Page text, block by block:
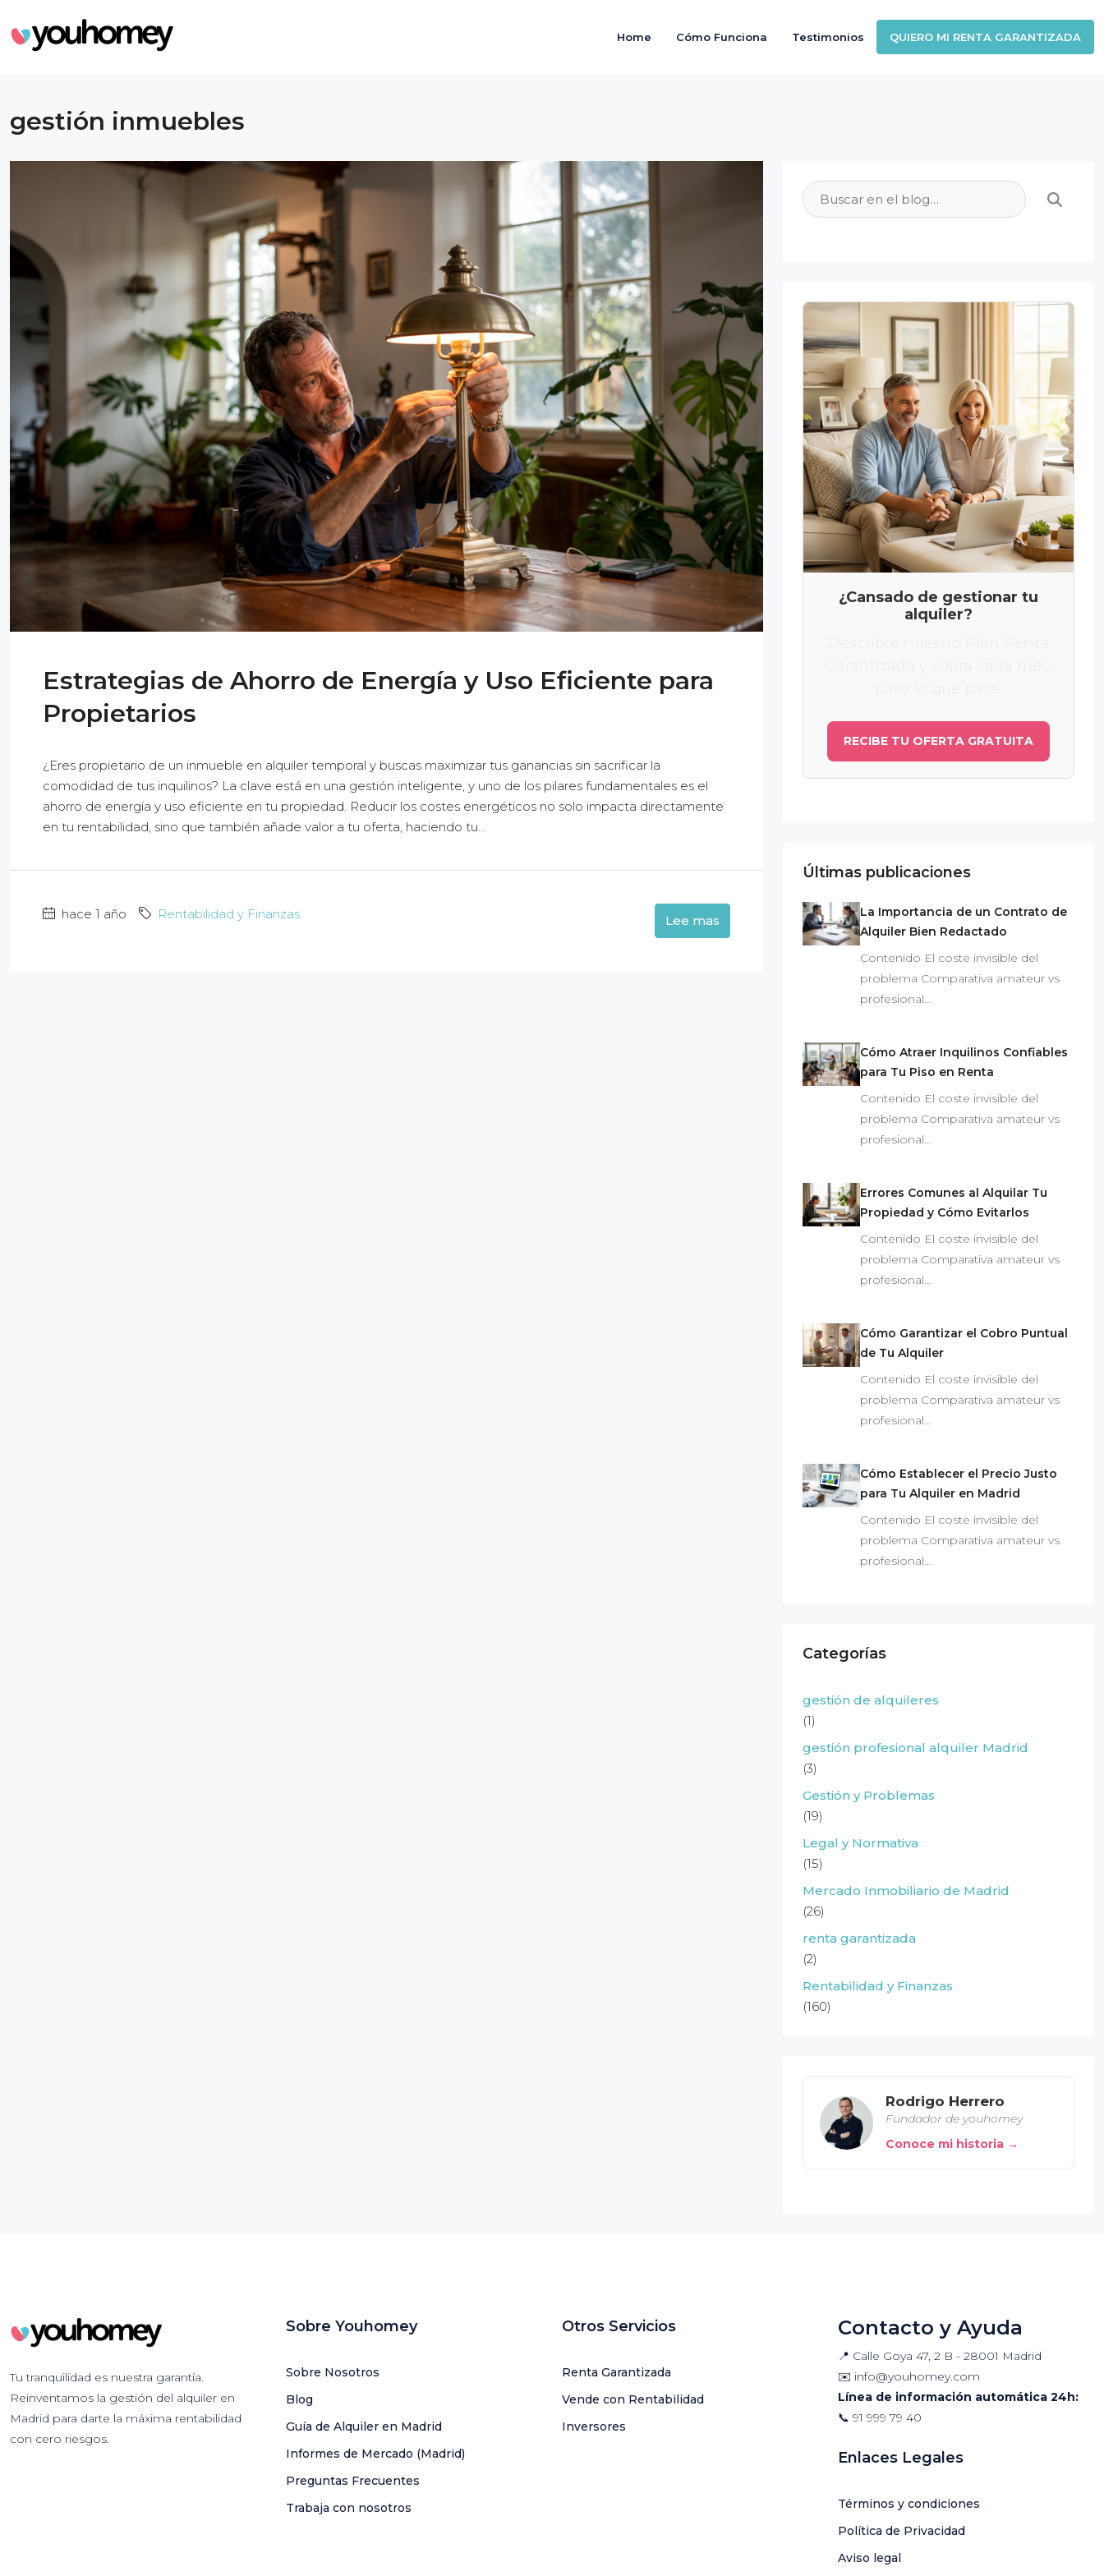
Home Cómo Funciona Testimonios QUIERO MI RENTA GARANTIZADA
gestión inmuebles
Estrategias de Ahorro de Energía y Uso Eficiente para
Propietarios
¿Eres propietario de un inmueble en alquiler temporal y buscas maximizar tus ganancias sin sacrificar la
comodidad de tus inquilinos? La clave está en una gestión inteligente, y uno de los pilares fundamentales es el
ahorro de energía y uso eficiente en tu propiedad. Reducir los costes energéticos no solo impacta directamente
en tu rentabilidad, sino que también añade valor a tu oferta, haciendo tu...
hace 1 año Rentabilidad y Finanzas Lee mas
¿Cansado de gestionar tu
alquiler?
RECIBE TU OFERTA GRATUITA
Últimas publicaciones
La Importancia de un Contrato de
Alquiler Bien Redactado
Contenido El coste invisible del
problema Comparativa amateur vs
profesional…
Cómo Atraer Inquilinos Confiables
para Tu Piso en Renta
Contenido El coste invisible del
problema Comparativa amateur vs
profesional…
Errores Comunes al Alquilar Tu
Propiedad y Cómo Evitarlos
Contenido El coste invisible del
problema Comparativa amateur vs
profesional…
Cómo Garantizar el Cobro Puntual
de Tu Alquiler
Contenido El coste invisible del
problema Comparativa amateur vs
profesional…
Cómo Establecer el Precio Justo
para Tu Alquiler en Madrid
Contenido El coste invisible del
problema Comparativa amateur vs
profesional…
Categorías
gestión de alquileres
(1)
gestión profesional alquiler Madrid
(3)
Gestión y Problemas
(19)
Legal y Normativa
(15)
Mercado Inmobiliario de Madrid
(26)
renta garantizada
(2)
Rentabilidad y Finanzas
(160)
Rodrigo Herrero
Fundador de youhomey
Conoce mi historia →
Tu tranquilidad es nuestra garantía.
Reinventamos la gestión del alquiler en
Madrid para darte la máxima rentabilidad
con cero riesgos.
Sobre Youhomey
Sobre Nosotros
Blog
Guía de Alquiler en Madrid
Informes de Mercado (Madrid)
Preguntas Frecuentes
Trabaja con nosotros
Otros Servicios
Renta Garantizada
Vende con Rentabilidad
Inversores
Contacto y Ayuda
📍 Calle Goya 47, 2 B - 28001 Madrid
✉️ info@youhomey.com
Línea de información automática 24h:
📞 91 999 79 40
Enlaces Legales
Términos y condiciones
Política de Privacidad
Aviso legal